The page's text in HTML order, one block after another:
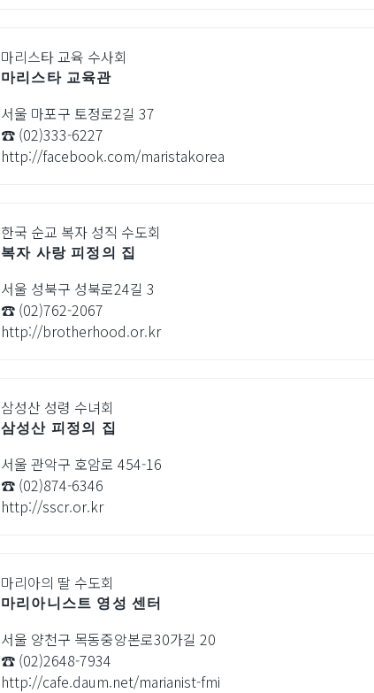
마리스타 교육 수사회
마리스타 교육관
서울 마포구 토정로2길 37
☎ (02)333-6227
http://facebook.com/maristakorea
한국 순교 복자 성직 수도회
복자 사랑 피정의 집
서울 성북구 성북로24길 3
☎ (02)762-2067
http://brotherhood.or.kr
삼성산 성령 수녀회
삼성산 피정의 집
서울 관악구 호암로 454-16
☎ (02)874-6346
http://sscr.or.kr
마리아의 딸 수도회
마리아니스트 영성 센터
서울 양천구 목동중앙본로30가길 20
☎ (02)2648-7934
http://cafe.daum.net/marianist-fmi